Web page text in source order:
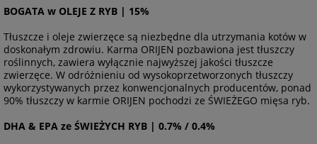
BOGATA w OLEJE Z RYB | 15%
Tłuszcze i oleje zwierzęce są niezbędne dla utrzymania kotów w
doskonałym zdrowiu. Karma ORIJEN pozbawiona jest tłuszczy
roślinnych, zawiera wyłącznie najwyższej jakości tłuszcze
zwierzęce. W odróżnieniu od wysokoprzetworzonych tłuszczy
wykorzystywanych przez konwencjonalnych producentów, ponad
90% tłuszczy w karmie ORIJEN pochodzi ze ŚWIEŻEGO mięsa ryb.
DHA & EPA ze ŚWIEŻYCH RYB | 0.7% / 0.4%